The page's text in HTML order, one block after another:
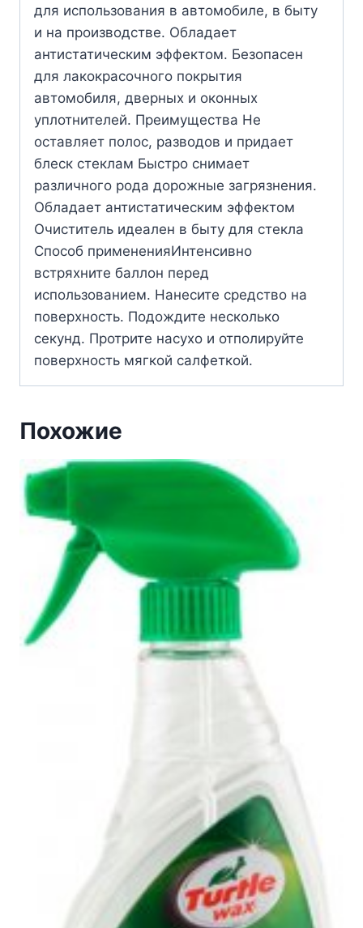
для использования в автомобиле, в быту
и на производстве. Обладает
антистатическим эффектом. Безопасен
для лакокрасочного покрытия
автомобиля, дверных и оконных
уплотнителей. Преимущества Не
оставляет полос, разводов и придает
блеск стеклам Быстро снимает
различного рода дорожные загрязнения.
Обладает антистатическим эффектом
Очиститель идеален в быту для стекла
Способ примененияИнтенсивно
встряхните баллон перед
использованием. Нанесите средство на
поверхность. Подождите несколько
секунд. Протрите насухо и отполируйте
поверхность мягкой салфеткой.
Похожие